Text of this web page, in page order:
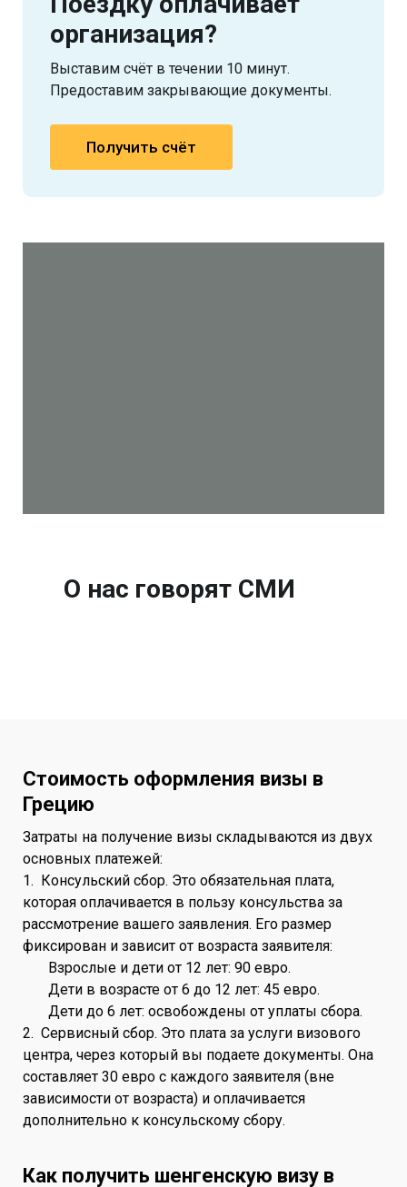
организация?
Выставим счёт в течении 10 минут.
Предоставим закрывающие документы.
Получить счёт
О нас говорят СМИ
Стоимость оформления визы в
Грецию
Затраты на получение визы складываются из двух
основных платежей:
1. Консульский сбор. Это обязательная плата,
которая оплачивается в пользу консульства за
рассмотрение вашего заявления. Его размер
фиксирован и зависит от возраста заявителя:
Взрослые и дети от 12 лет: 90 евро.
Дети в возрасте от 6 до 12 лет: 45 евро.
Дети до 6 лет: освобождены от уплаты сбора.
2. Сервисный сбор. Это плата за услуги визового
центра, через который вы подаете документы. Она
составляет 30 евро с каждого заявителя (вне
зависимости от возраста) и оплачивается
дополнительно к консульскому сбору.
Как получить шенгенскую визу в